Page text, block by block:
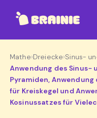
Mathe›Dreiecke›Sinus-
Anwendung des Sinus-
Pyramiden,
für Kreiskegel und
Kosinussatzes für